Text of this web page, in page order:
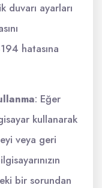
duvarı ayarları
hatasına
: Eğer
kullanarak
veya geri
bir sorundan